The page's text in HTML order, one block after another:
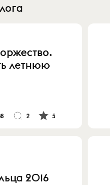
летнюю
2 5
2016